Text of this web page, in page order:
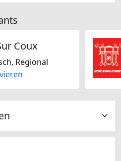
Coux
Regional